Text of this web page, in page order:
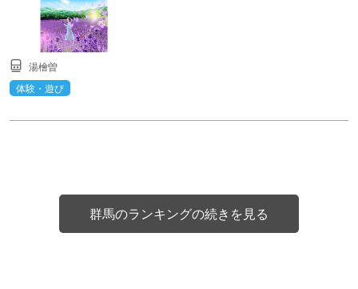
湯檜曽
体験・遊び
群馬のランキングの続きを見る